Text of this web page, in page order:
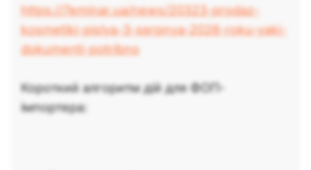
https://7eminar.ua/news/20323-prodaz-
kosmetiki-pislya-3-serpnya-2026-roku-yaki-
dokumenti-potribno
Короткий алгоритм дій для ФОП-
імпортера: